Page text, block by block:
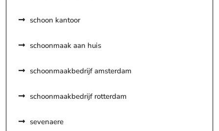
schoon kantoor
schoonmaak aan huis
schoonmaakbedrijf amsterdam
schoonmaakbedrijf rotterdam
sevenaere